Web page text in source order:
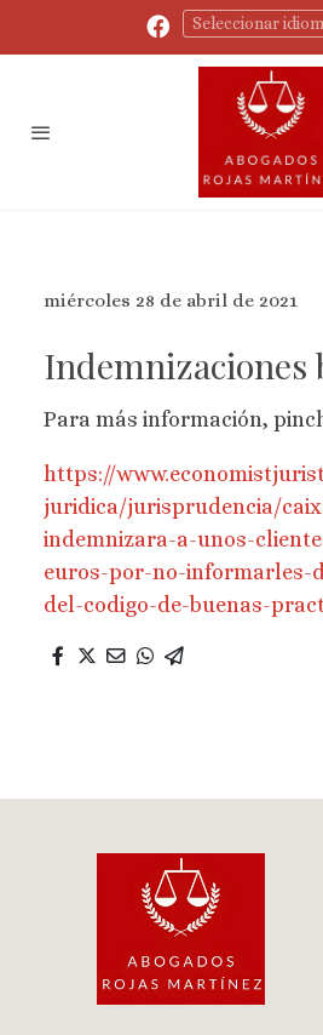
Seleccionar
miércoles 28 de abril de 2021
Indemnizaciones
Para más información,
https://
juridica/jurisprudencia/
indemnizara-a-unos-
euros-por-no-informarles-
del-codigo-de-buenas-